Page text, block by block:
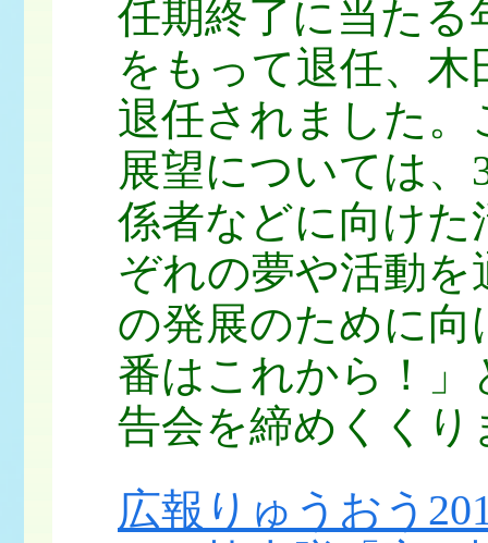
任期終了に当たる
をもって退任、
退任されました
展望については、
係者などに向けた
ぞれの夢や活動
の発展のために
番はこれから！
告会を締めくくり
広報りゅうおう